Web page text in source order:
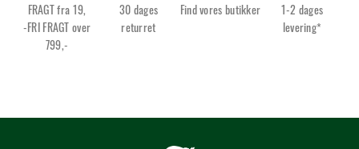
FRAGT fra 19,
-FRI FRAGT over
799,-
30 dages
returret
Find vores butikker
1-2 dages
levering*